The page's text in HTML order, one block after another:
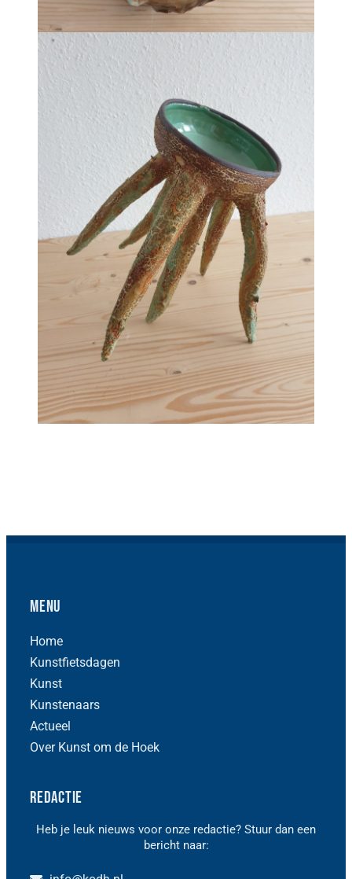
Menu
Home
Kunstfietsdagen
Kunst
Kunstenaars
Actueel
Over Kunst om de Hoek
Redactie
Heb je leuk nieuws voor onze redactie? Stuur dan een
bericht naar: